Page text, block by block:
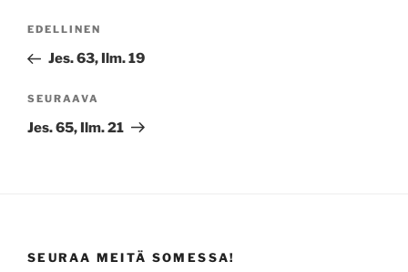
Edellinen
artikkeli
EDELLINEN
Jes. 63, Ilm. 19
Seuraava
artikkeli
SEURAAVA
Jes. 65, Ilm. 21
SEURAA MEITÄ SOMESSA!